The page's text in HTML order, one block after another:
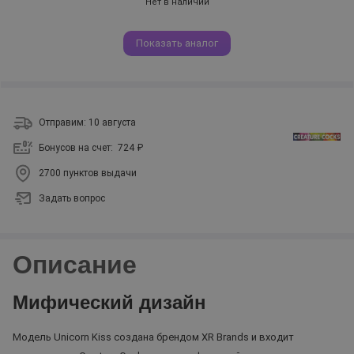
Показать аналог
Отправим: 10 августа
Бонусов на счет: 724 ₽
2700 пунктов выдачи
Задать вопрос
Описание
Мифический дизайн
Модель Unicorn Kiss создана брендом XR Brands и входит